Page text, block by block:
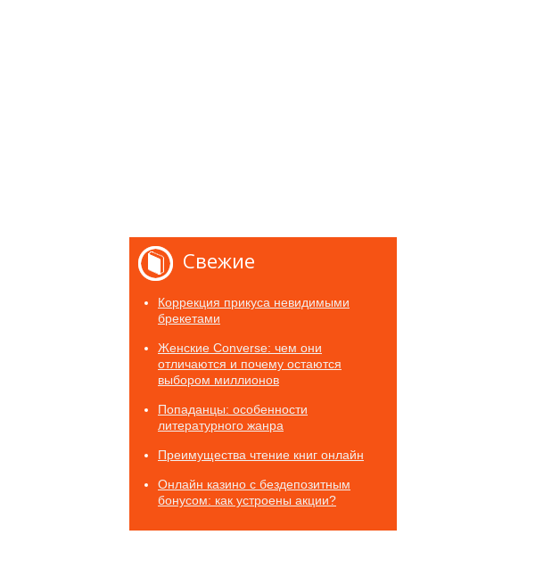
Свежие
Коррекция прикуса невидимыми
брекетами
Женские Converse: чем они
отличаются и почему остаются
выбором миллионов
Попаданцы: особенности
литературного жанра
Преимущества чтение книг онлайн
Онлайн казино с бездепозитным
бонусом: как устроены акции?